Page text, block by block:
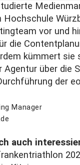
Hochschule
vor und
die
kümmert sie
Agentur über die
der
Manager
auch